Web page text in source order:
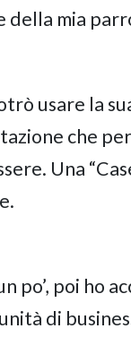
della mia
usare la
che
Una
po’, poi ho
di